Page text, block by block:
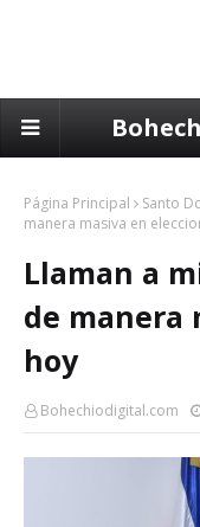
Página Principal Santo
manera masiva en
Llaman a
de manera
hoy
Bohechiodigital.com